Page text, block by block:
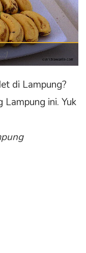
di Lampung?
Lampung ini. Yuk